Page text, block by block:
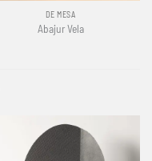
DE MESA
Abajur Vela